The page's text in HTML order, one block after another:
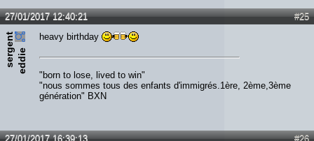
#25
27/01/2017 12:40:21
s
e
rg
e
n
t
e
d
d
ie
heavy birthday
"born to lose, lived to win"
"nous sommes tous des enfants d'immigrés.1ère, 2ème,3ème
génération" BXN
#26
27/01/2017 16:39:13